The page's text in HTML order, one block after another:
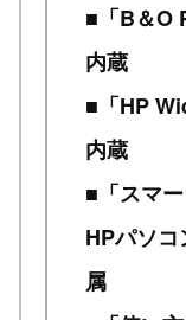
■「B＆O
内蔵
■「HP
内蔵
■「スマ
HPパソ
属